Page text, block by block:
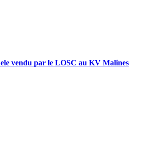
vendu par le LOSC au KV Malines